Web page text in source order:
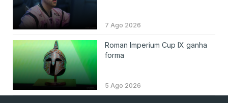
7 Ago 2026
Roman Imperium Cup IX ganha
forma
5 Ago 2026